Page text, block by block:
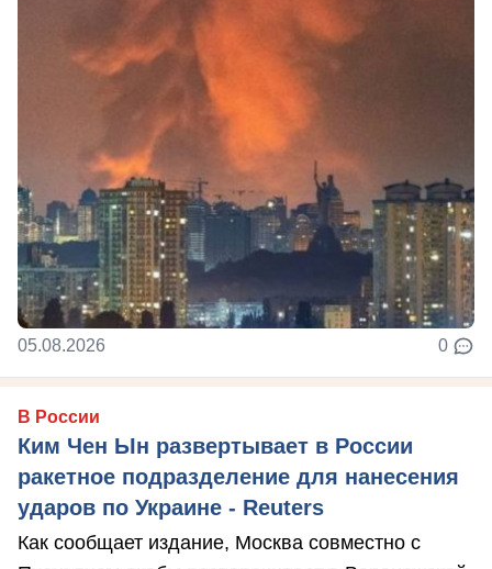
05.08.2026 0
В России
Ким Чен Ын развертывает в России
ракетное подразделение для нанесения
ударов по Украине - Reuters
Как сообщает издание, Москва совместно с